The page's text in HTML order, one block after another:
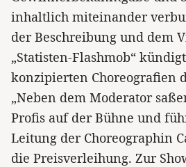
inhaltlich miteinander
der Beschreibung und dem
„Statisten-Flashmob“
konzipierten Choreografien
„Neben dem Moderator
Profis auf der Bühne und
Leitung der Choreographin
die Preisverleihung. Zur